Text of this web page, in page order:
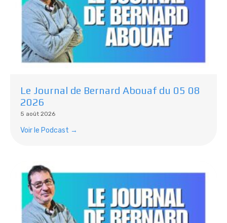
Le Journal de Bernard Abouaf du 05 08
2026
5 août 2026
Voir le Podcast →